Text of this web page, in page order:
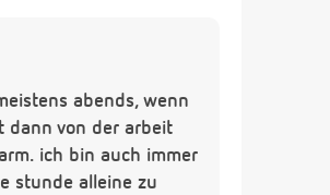
abends, wenn
dann von der arbeit
ich bin auch immer
stunde alleine zu